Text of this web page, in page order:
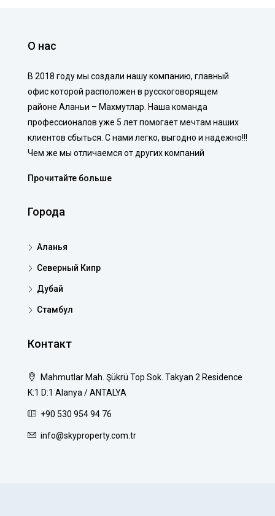
О нас
В 2018 году мы создали нашу компанию, главный
офис которой расположен в русскоговорящем
районе Аланьи – Махмутлар. Наша команда
профессионалов уже 5 лет помогает мечтам наших
клиентов сбыться. С нами легко, выгодно и надежно!!!
Чем же мы отличаемся от других компаний
Прочитайте больше
Города
Аланья
Северный Кипр
Дубай
Стамбул
Контакт
Mahmutlar Mah. Şükrü Top Sok. Takyan 2 Residence
K:1 D:1 Alanya / ANTALYA
+90 530 954 94 76
info@skyproperty.com.tr